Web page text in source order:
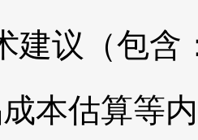
建议（包
本估算等